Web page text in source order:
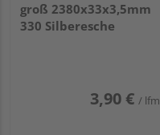
groß 2380x33x3,5mm
330 Silberesche
3,90 € / lfm